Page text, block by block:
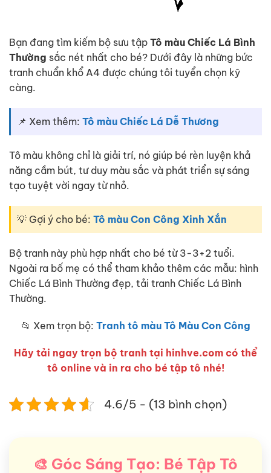
Bạn đang tìm kiếm bộ sưu tập Tô màu Chiếc Lá Bình
Thường sắc nét nhất cho bé? Dưới đây là những bức
tranh chuẩn khổ A4 được chúng tôi tuyển chọn kỹ
càng.
📌 Xem thêm: Tô màu Chiếc Lá Dễ Thương
Tô màu không chỉ là giải trí, nó giúp bé rèn luyện khả
năng cầm bút, tư duy màu sắc và phát triển sự sáng
tạo tuyệt vời ngay từ nhỏ.
💡 Gợi ý cho bé: Tô màu Con Công Xinh Xắn
Bộ tranh này phù hợp nhất cho bé từ 3-3+2 tuổi.
Ngoài ra bố mẹ có thể tham khảo thêm các mẫu: hình
Chiếc Lá Bình Thường đẹp, tải tranh Chiếc Lá Bình
Thường.
📂 Xem trọn bộ: Tranh tô màu Tô Màu Con Công
Hãy tải ngay trọn bộ tranh tại hinhve.com có thể
tô online và in ra cho bé tập tô nhé!
4.6/5 - (13 bình chọn)
🎨 Góc Sáng Tạo: Bé Tập Tô